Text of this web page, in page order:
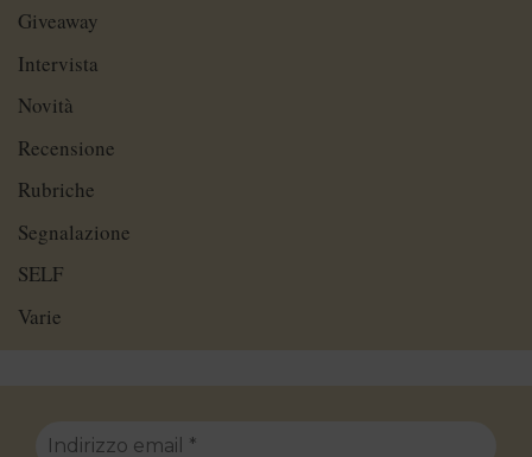
Giveaway
Intervista
Novità
Recensione
Rubriche
Segnalazione
SELF
Varie